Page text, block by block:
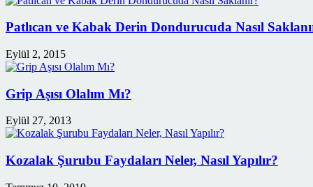
Patlıcan ve Kabak Derin Dondurucuda Nasıl
Eylül 2, 2015
Grip Aşısı Olalım Mı?
Eylül 27, 2013
Kozalak Şurubu Faydaları Neler, Nasıl Yapılır?